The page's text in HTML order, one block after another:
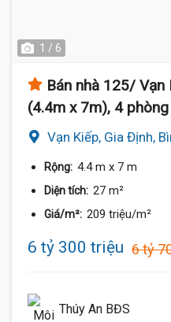
1 / 6
Bán nhà 125/ Vạn
(4.4m x 7m), 4
Vạn Kiếp, Gia Định,
Rộng: 4.4 m x 7 m
Diện tích: 27 m²
Giá/m²: 209 triệu/m²
6 tỷ 300 triệu 6 tỷ
Thúy An BĐS